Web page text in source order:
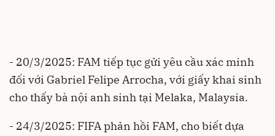
- 20/3/2025: FAM tiếp tục gửi yêu cầu xác minh
đối với Gabriel Felipe Arrocha, với giấy khai sinh
cho thấy bà nội anh sinh tại Melaka, Malaysia.
- 24/3/2025: FIFA phản hồi FAM, cho biết dựa